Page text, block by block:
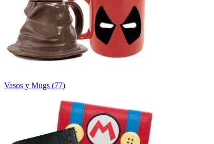
Vasos y Mugs (77)